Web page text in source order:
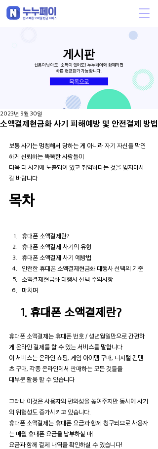
게시판
신용이 낮아도! 소득이 없어도! 누누페이와 함께라면
빠른 현금화가 가능합니다.
목록으로
소액결제현금화 사기 피해예방 및 안전결제 방법
2023년 9월 30일
보통 사기는 멍청해서 당하는 게 아니라 자기 자신을 막연
하게 신뢰하는 똑똑한 사람들이
더욱 더 사기에 노출되어 있고 취약하다는 것을 잊지마시
길 바랍니다
목차
휴대폰 소액결제란?
휴대폰 소액결제 사기의 유형
휴대폰 소액결제 사기 예방법
안전한 휴대폰 소액결제현금화 대행사 선택의 기준
소액결제현금화 대행사 선택 주의사항
마치며
1. 휴대폰 소액결제란?
휴대폰 소액결제는 휴대폰 번호 / 생년월일만으로 간편하
게 온라인 결제를 할 수 있는 서비스를 말합니다
이 서비스는 온라인 쇼핑, 게임 아이템 구매, 디지털 컨텐
츠 구매, 각종 온라인에서 판매하는 모든 것들을
대부분 활용 할 수 있습니다
그러나 이것은 사용자의 편의성을 높여주지만 동시에 사기
의 위험성도 증가시키고 있습니다.
휴대폰 소액결제는 휴대폰 요금과 함께 청구되므로 사용자
는 매월 휴대폰 요금을 납부하실 때
요금과 함께 결제 내역을 확인하실 수 있습니다!